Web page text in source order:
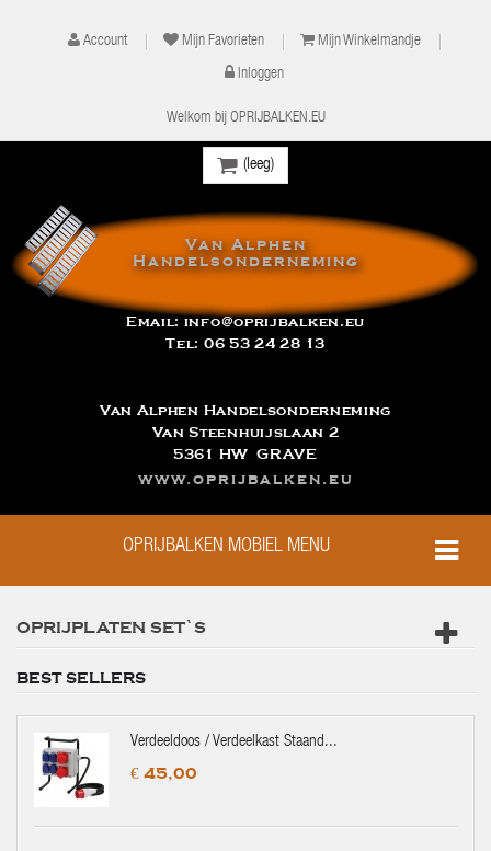
Account Mijn Favorieten Mijn Winkelmandje
Inloggen
Welkom bij OPRIJBALKEN.EU
(leeg)
Van Alphen
Handelsonderneming
Email: info@oprijbalken.eu
Tel: 06 53 24 28 13
Van Alphen Handelsonderneming
Van Steenhuijslaan 2
5361 HW GRAVE
www.oprijbalken.eu
OPRIJBALKEN MOBIEL MENU
OPRIJPLATEN SET`S
BEST SELLERS
Verdeeldoos / Verdeelkast Staand...
€ 45,00